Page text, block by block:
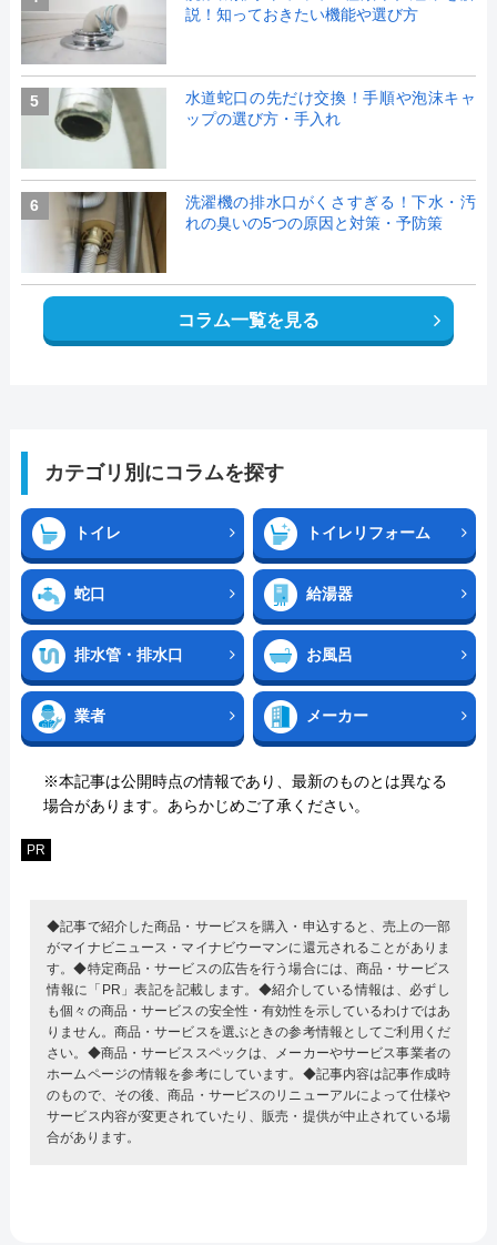
説！知っておきたい機能や選び方
5
水道蛇口の先だけ交換！手順や泡沫キャ
ップの選び方・手入れ
6
洗濯機の排水口がくさすぎる！下水・汚
れの臭いの5つの原因と対策・予防策
コラム一覧を見る
カテゴリ別にコラムを探す
トイレ トイレリフォーム
蛇口 給湯器
排水管・排水口 お風呂
業者 メーカー
※本記事は公開時点の情報であり、最新のものとは異なる
場合があります。あらかじめご了承ください。
PR
◆記事で紹介した商品・サービスを購入・申込すると、売上の一部
がマイナビニュース・マイナビウーマンに還元されることがありま
す。◆特定商品・サービスの広告を行う場合には、商品・サービス
情報に「PR」表記を記載します。◆紹介している情報は、必ずし
も個々の商品・サービスの安全性・有効性を示しているわけではあ
りません。商品・サービスを選ぶときの参考情報としてご利用くだ
さい。◆商品・サービススペックは、メーカーやサービス事業者の
ホームページの情報を参考にしています。◆記事内容は記事作成時
のもので、その後、商品・サービスのリニューアルによって仕様や
サービス内容が変更されていたり、販売・提供が中止されている場
合があります。